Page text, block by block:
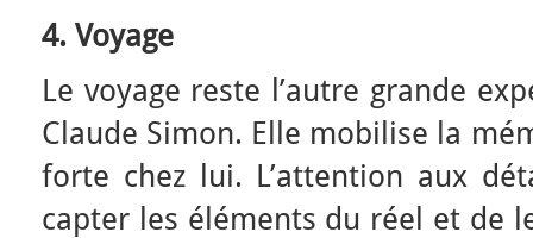
4. Voyage
Le voyage reste l’autre grande
Claude Simon. Elle mobilise la
forte chez lui. L’attention aux
capter les éléments du réel et de